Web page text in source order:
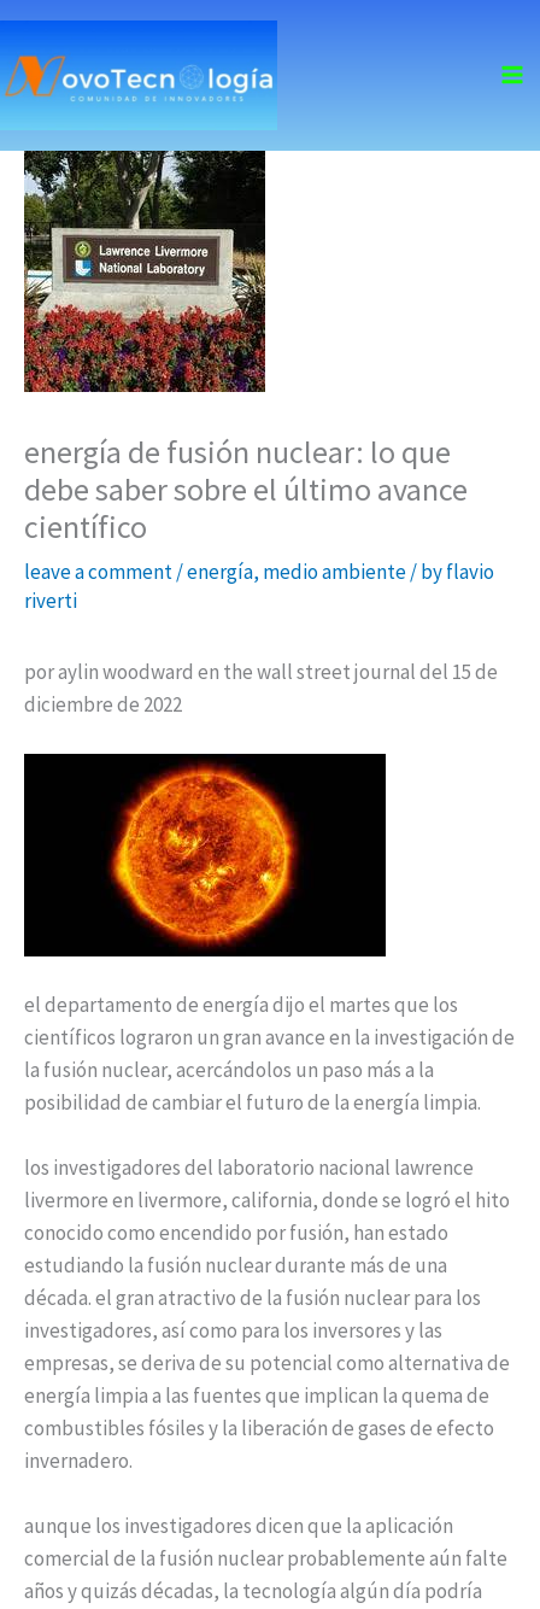
skip
content
energía de fusión nuclear: lo que
debe saber sobre el último avance
científico
leave a comment/energía, medio ambiente/ byflavio
riverti
por aylin woodward en the wall street journal del 15 de
diciembre de 2022
el departamento de energía dijo el martes que los
científicos lograron un gran avance en la investigación de
la fusión nuclear, acercándolos un paso más a la
posibilidad de cambiar el futuro de la energía limpia.
los investigadores del laboratorio nacional lawrence
livermore en livermore, california, donde se logró el hito
conocido como encendido por fusión, han estado
estudiando la fusión nuclear durante más de una
década. el gran atractivo de la fusión nuclear para los
investigadores, así como para los inversores y las
empresas, se deriva de su potencial como alternativa de
energía limpia a las fuentes que implican la quema de
combustibles fósiles y la liberación de gases de efecto
invernadero.
aunque los investigadores dicen que la aplicación
comercial de la fusión nuclear probablemente aún falte
años y quizás décadas, la tecnología algún día podría